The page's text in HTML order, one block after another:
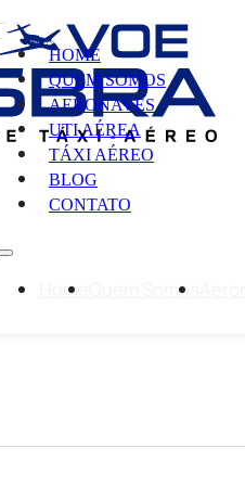
HOME
QUEM SOMOS
AERONAVES
UTI AÉREA
TÁXI AÉREO
BLOG
CONTATO
Home Quem Somos